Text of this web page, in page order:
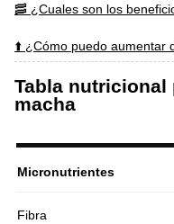
🥓 ¿Cuales son los
⬆️ ¿Cómo puedo aumentar
Tabla nutricional
macha
Micronutrientes
Fibra